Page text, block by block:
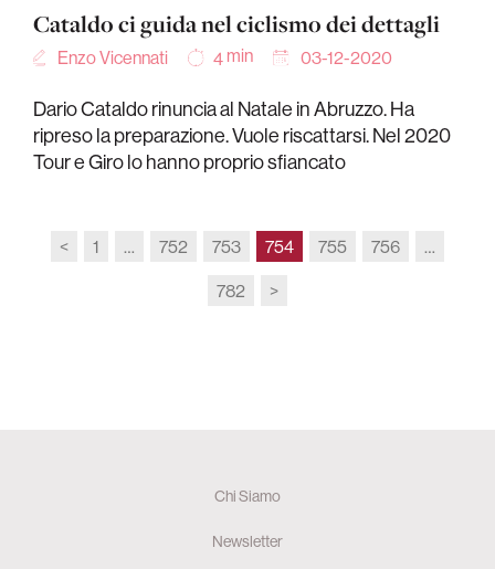
Cataldo ci guida nel ciclismo dei dettagli
Enzo Vicennati 4 min 03-12-2020
Dario Cataldo rinuncia al Natale in Abruzzo. Ha
ripreso la preparazione. Vuole riscattarsi. Nel 2020
Tour e Giro lo hanno proprio sfiancato
< 1 … 752 753 754 755 756
…
782
>
Chi Siamo
Newsletter